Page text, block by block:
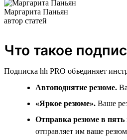
Маргарита Паньян
автор статей
Что такое
Подписка hh PRO объединяет
Автоподнятие резюме.
«Яркое резюме». Ваше
Отправка резюме в
отправляет им ваше